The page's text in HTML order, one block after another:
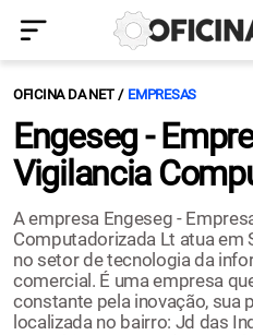
OFICINA DA NET EMPRESAS
Engeseg -
Vigilancia
A empresa Engeseg -
Computadorizada Lt atua em
no setor de tecnologia da
comercial. É uma empresa
constante pela inovação, sua
localizada no bairro: Jd das